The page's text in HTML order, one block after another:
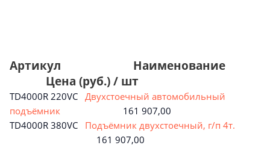
Артикул Наименование
Цена (руб.) / шт
TD4000R 220VC Двухстоечный автомобильный
подъёмник
161 907,00
TD4000R 380VC Подъёмник двухстоечный, г/п 4т.
161 907,00